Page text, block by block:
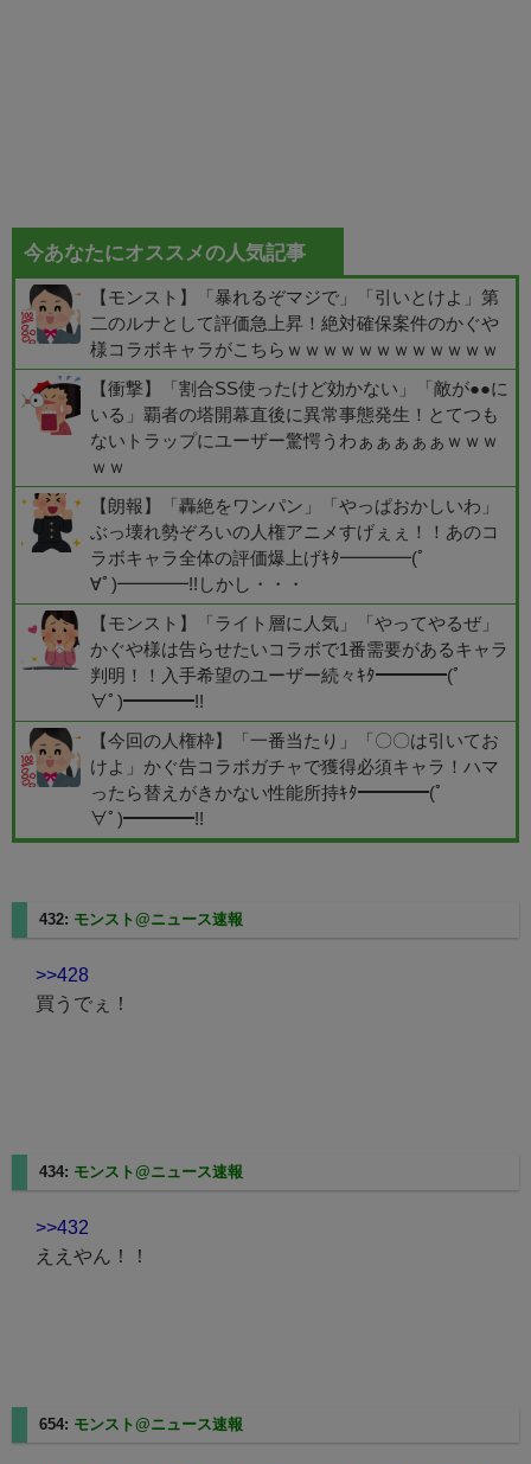
今あなたにオススメの人気記事
【モンスト】「暴れるぞマジで」「引いとけよ」第
二のルナとして評価急上昇！絶対確保案件のかぐや
様コラボキャラがこちらｗｗｗｗｗｗｗｗｗｗｗｗ
【衝撃】「割合SS使ったけど効かない」「敵が●●に
いる」覇者の塔開幕直後に異常事態発生！とてつも
ないトラップにユーザー驚愕うわぁぁぁぁぁｗｗｗ
ｗｗ
【朗報】「轟絶をワンパン」「やっぱおかしいわ」
ぶっ壊れ勢ぞろいの人権アニメすげぇぇ！！あのコ
ラボキャラ全体の評価爆上げｷﾀ━━━━(ﾟ
∀ﾟ)━━━━!!しかし・・・
【モンスト】「ライト層に人気」「やってやるぜ」
かぐや様は告らせたいコラボで1番需要があるキャラ
判明！！入手希望のユーザー続々ｷﾀ━━━━(ﾟ
∀ﾟ)━━━━!!
【今回の人権枠】「一番当たり」「〇〇は引いてお
けよ」かぐ告コラボガチャで獲得必須キャラ！ハマ
ったら替えがきかない性能所持ｷﾀ━━━━(ﾟ
∀ﾟ)━━━━!!
432: モンスト@ニュース速報
>>428
買うでぇ！
434: モンスト@ニュース速報
>>432
ええやん！！
654: モンスト@ニュース速報